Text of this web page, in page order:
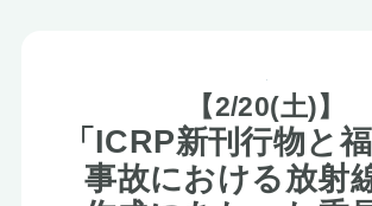
お知らせ
【2/20(土)】
「ICRP新刊行物と
事故における放射